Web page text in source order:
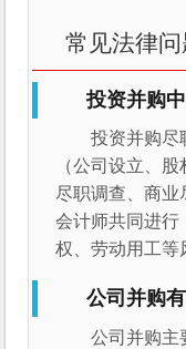
常见法律问
投资并购
投资并购尽
（公司设立、
尽职调查、商业
会计师共同进行
权、劳动用工等
公司并购
公司并购主